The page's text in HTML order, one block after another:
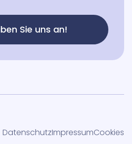
Sie uns an!
DatenschutzImpressumCookies